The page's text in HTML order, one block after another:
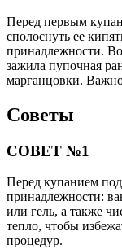
Перед первым
сполоснуть ее
принадлежности.
зажила пупочная
марганцовки.
Советы
СОВЕТ №1
Перед купанием
принадлежности:
или гель, а также
тепло, чтобы
процедур.